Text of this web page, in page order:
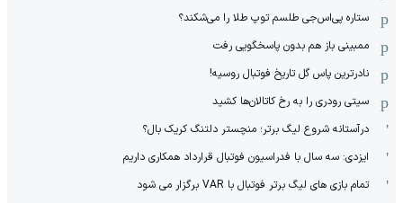
ستاره پی‌اس‌جی طلسم توپ طلا را می‌شکند؟
ممبینی باز هم بدون پاسخگویی رفت
نادر‌ترین پاس گل تاریخ فوتبال روسیه!
سیتی رودری را به رخ کاتالان‌ها کشید
درآستانه شروع لیگ برتر؛ منچستر دلتنگ کریک بال؟
ایزدی: سه سال با فدراسیون فوتبال قرارداد همکاری داریم
تمام بازی های لیگ برتر فوتبال با VAR برگزار می شود